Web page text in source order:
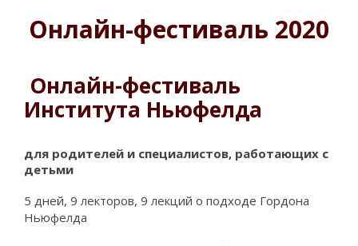
Онлайн-фестиваль 2020
Онлайн-фестиваль
Института Ньюфелда
для родителей и специалистов, работающих с
детьми
5 дней, 9 лекторов, 9 лекций о подходе Гордона
Ньюфелда